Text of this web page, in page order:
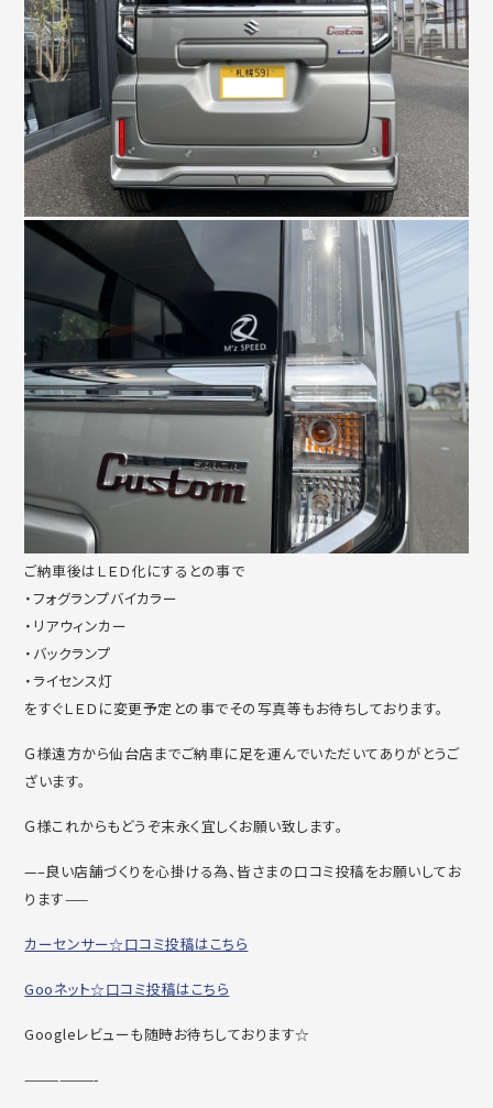
ご納車後はＬＥＤ化にするとの事で
・フォグランプバイカラー
・リアウィンカー
・バックランプ
・ライセンス灯
をすぐＬＥＤに変更予定との事でその写真等もお待ちしております。
Ｇ様遠方から仙台店までご納車に足を運んでいただいてありがとうご
ざいます。
Ｇ様これからもどうぞ末永く宜しくお願い致します。
—–良い店舗づくりを心掛ける為、皆さまの口コミ投稿をお願いしてお
ります——
カーセンサー☆口コミ投稿はこちら
Gooネット☆口コミ投稿はこちら
Googleレビューも随時お待ちしております☆
——————-